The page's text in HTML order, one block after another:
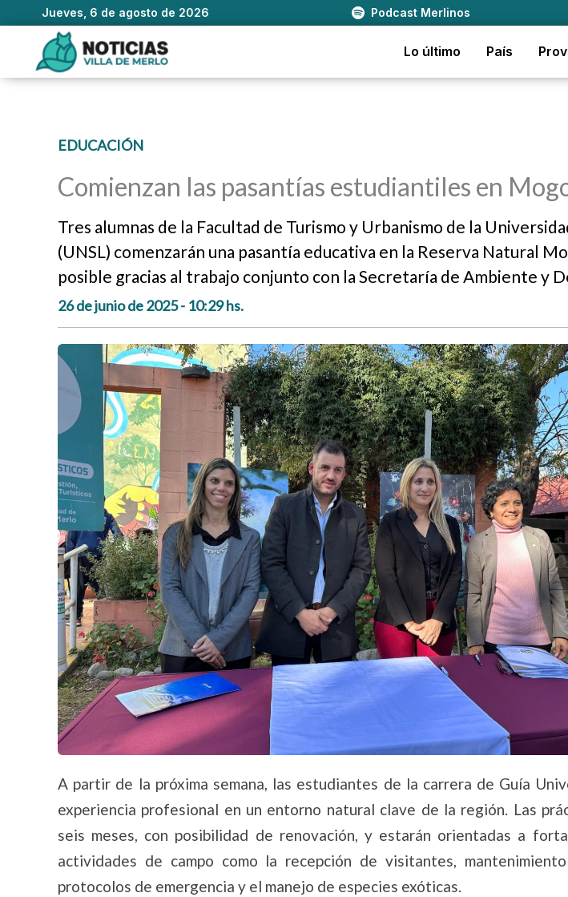
Jueves, 6 de agosto de 2026 Podcast Merlinos
contenido
Lo último País
EDUCACIÓN
Comienzan las pasantías estudiantiles en
Tres alumnas de la Facultad de Turismo y Urbanismo de la
(UNSL) comenzarán una pasantía educativa en la Reserva Natural
posible gracias al trabajo conjunto con la Secretaría de Ambiente y
26 de junio de 2025 - 10:29 hs.
A partir de la próxima semana, las estudiantes de la carrera de Guía
experiencia profesional en un entorno natural clave de la región. Las
seis meses, con posibilidad de renovación, y estarán orientadas a
actividades de campo como la recepción de visitantes,
protocolos de emergencia y el manejo de especies exóticas.